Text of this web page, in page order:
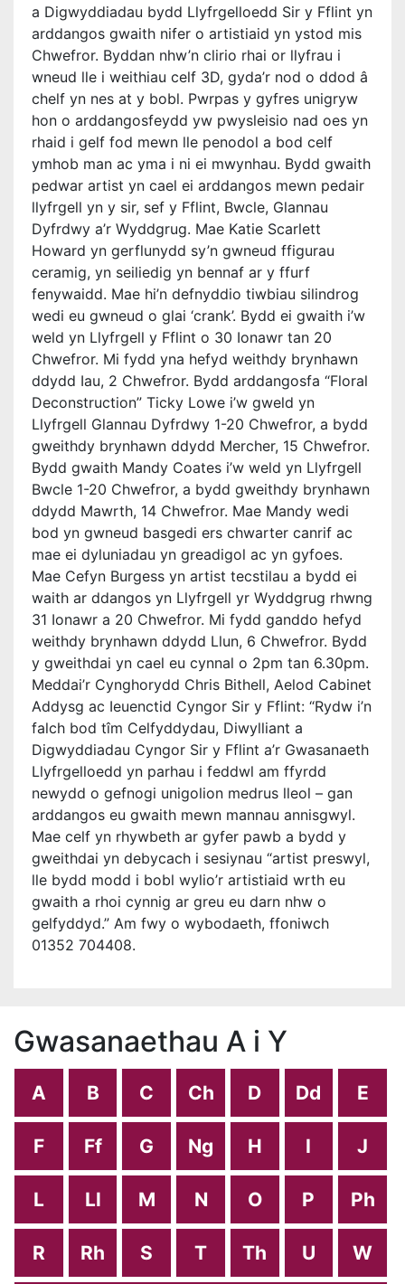
a Digwyddiadau bydd Llyfrgelloedd Sir y Fflint yn
arddangos gwaith nifer o artistiaid yn ystod mis
Chwefror. Byddan nhw’n clirio rhai or llyfrau i
wneud lle i weithiau celf 3D, gyda’r nod o ddod â
chelf yn nes at y bobl. Pwrpas y gyfres unigryw
hon o arddangosfeydd yw pwysleisio nad oes yn
rhaid i gelf fod mewn lle penodol a bod celf
ymhob man ac yma i ni ei mwynhau. Bydd gwaith
pedwar artist yn cael ei arddangos mewn pedair
llyfrgell yn y sir, sef y Fflint, Bwcle, Glannau
Dyfrdwy a’r Wyddgrug. Mae Katie Scarlett
Howard yn gerflunydd sy’n gwneud ffigurau
ceramig, yn seiliedig yn bennaf ar y ffurf
fenywaidd. Mae hi’n defnyddio tiwbiau silindrog
wedi eu gwneud o glai ‘crank’. Bydd ei gwaith i’w
weld yn Llyfrgell y Fflint o 30 Ionawr tan 20
Chwefror. Mi fydd yna hefyd weithdy brynhawn
ddydd Iau, 2 Chwefror. Bydd arddangosfa “Floral
Deconstruction” Ticky Lowe i’w gweld yn
Llyfrgell Glannau Dyfrdwy 1-20 Chwefror, a bydd
gweithdy brynhawn ddydd Mercher, 15 Chwefror.
Bydd gwaith Mandy Coates i’w weld yn Llyfrgell
Bwcle 1-20 Chwefror, a bydd gweithdy brynhawn
ddydd Mawrth, 14 Chwefror. Mae Mandy wedi
bod yn gwneud basgedi ers chwarter canrif ac
mae ei dyluniadau yn greadigol ac yn gyfoes.
Mae Cefyn Burgess yn artist tecstilau a bydd ei
waith ar ddangos yn Llyfrgell yr Wyddgrug rhwng
31 Ionawr a 20 Chwefror. Mi fydd ganddo hefyd
weithdy brynhawn ddydd Llun, 6 Chwefror. Bydd
y gweithdai yn cael eu cynnal o 2pm tan 6.30pm.
Meddai’r Cynghorydd Chris Bithell, Aelod Cabinet
Addysg ac Ieuenctid Cyngor Sir y Fflint: “Rydw i’n
falch bod tîm Celfyddydau, Diwylliant a
Digwyddiadau Cyngor Sir y Fflint a’r Gwasanaeth
Llyfrgelloedd yn parhau i feddwl am ffyrdd
newydd o gefnogi unigolion medrus lleol – gan
arddangos eu gwaith mewn mannau annisgwyl.
Mae celf yn rhywbeth ar gyfer pawb a bydd y
gweithdai yn debycach i sesiynau “artist preswyl,
lle bydd modd i bobl wylio’r artistiaid wrth eu
gwaith a rhoi cynnig ar greu eu darn nhw o
gelfyddyd.” Am fwy o wybodaeth, ffoniwch
01352 704408.
Gwasanaethau A i Y
A B C Ch D Dd E
F Ff G Ng H I J
L Ll M N O P Ph
R Rh S T Th U W